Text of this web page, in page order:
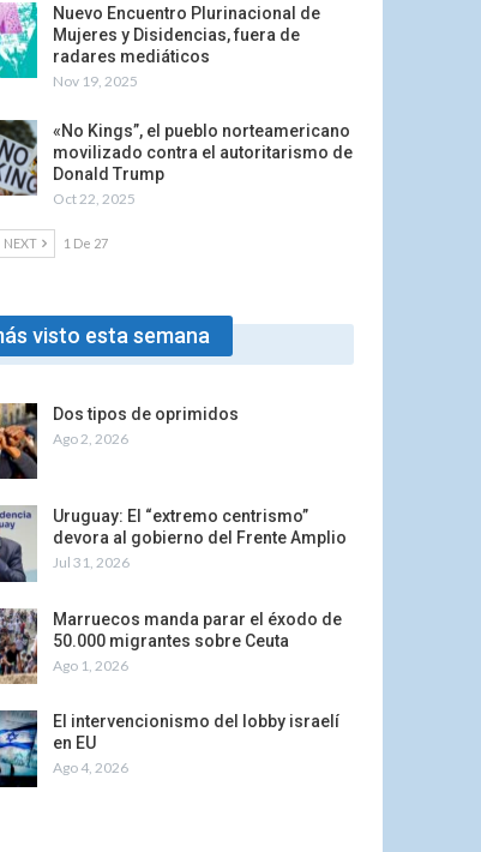
Nuevo Encuentro Plurinacional de
Mujeres y Disidencias, fuera de
radares mediáticos
Nov 19, 2025
«No Kings”, el pueblo norteamericano
movilizado contra el autoritarismo de
Donald Trump
Oct 22, 2025
NEXT 1 De 27
visto esta semana
Dos tipos de oprimidos
Ago 2, 2026
Uruguay: El “extremo centrismo”
devora al gobierno del Frente Amplio
Jul 31, 2026
Marruecos manda parar el éxodo de
50.000 migrantes sobre Ceuta
Ago 1, 2026
El intervencionismo del lobby israelí
en EU
Ago 4, 2026